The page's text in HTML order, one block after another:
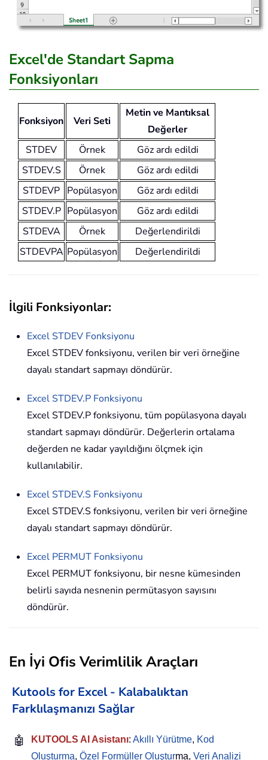
Excel'de Standart Sapma
Fonksiyonları
Fonksiyon Veri Seti
Metin ve Mantıksal
Değerler
STDEV
Örnek
Göz ardı edildi
STDEV.S
Örnek
Göz ardı edildi
STDEVP Popülasyon
Göz ardı edildi
STDEV.P Popülasyon
Göz ardı edildi
STDEVA
Örnek
Değerlendirildi
STDEVPA Popülasyon Değerlendirildi
İlgili Fonksiyonlar:
Excel STDEV Fonksiyonu
Excel STDEV fonksiyonu, verilen bir veri örneğine
dayalı standart sapmayı döndürür.
Excel STDEV.P Fonksiyonu
Excel STDEV.P fonksiyonu, tüm popülasyona dayalı
standart sapmayı döndürür. Değerlerin ortalama
değerden ne kadar yayıldığını ölçmek için
kullanılabilir.
Excel STDEV.S Fonksiyonu
Excel STDEV.S fonksiyonu, verilen bir veri örneğine
dayalı standart sapmayı döndürür.
Excel PERMUT Fonksiyonu
Excel PERMUT fonksiyonu, bir nesne kümesinden
belirli sayıda nesnenin permütasyon sayısını
döndürür.
En İyi Ofis Verimlilik Araçları
Kutools for Excel - Kalabalıktan
Farklılaşmanızı Sağlar
🤖 KUTOOLS AI Asistanı: Akıllı Yürütme, Kod
Oluşturma, Özel Formüller Oluşturma, Veri Analizi